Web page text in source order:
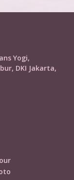
Yogi,
DKI Jakarta,